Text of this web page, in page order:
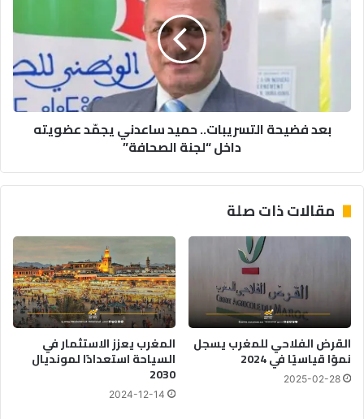
التسريبات..
حميد
ساعدني
“لجنة
الصحافة”
بعد فضيحة التسريبات.. حميد ساعدني يجمّد عضويته
داخل “لجنة الصحافة”
مقالات ذات صلة
القرض الفلاحي للمغرب يسجل
نموًا قياسيًا في 2024
2025-02-28
المغرب يعزز الاستثمار في
السياحة استعدادًا لمونديال
2030
2024-12-14